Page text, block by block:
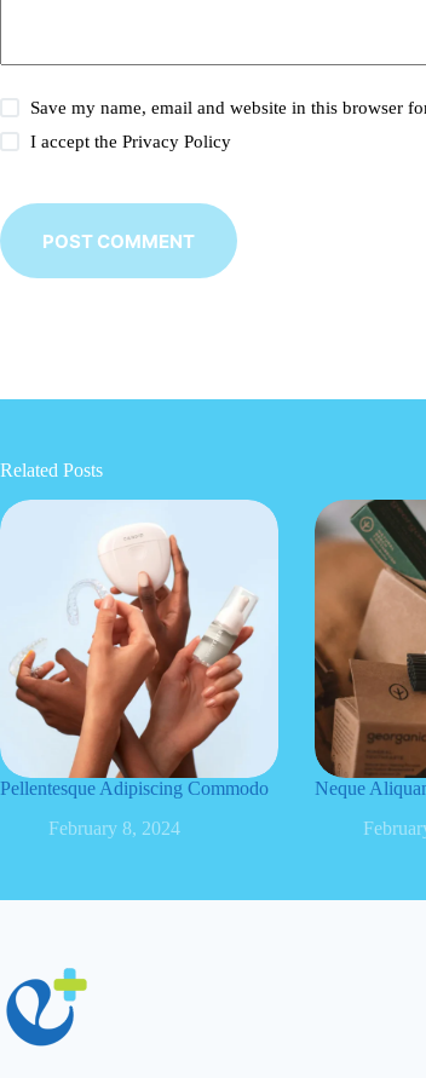
Save my name, email and website in this browser
I accept thePrivacy Policy
POST COMMENT
Related Posts
Pellentesque Adipiscing Commodo
February 8, 2024
Neque